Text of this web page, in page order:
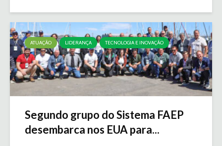
ATUAÇÃO LIDERANÇA TECNOLOGIA E INOVAÇÃO
Segundo grupo do Sistema FAEP
desembarca nos EUA para...